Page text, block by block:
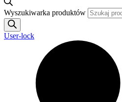
Wyszukiwarka produktów
User-lock